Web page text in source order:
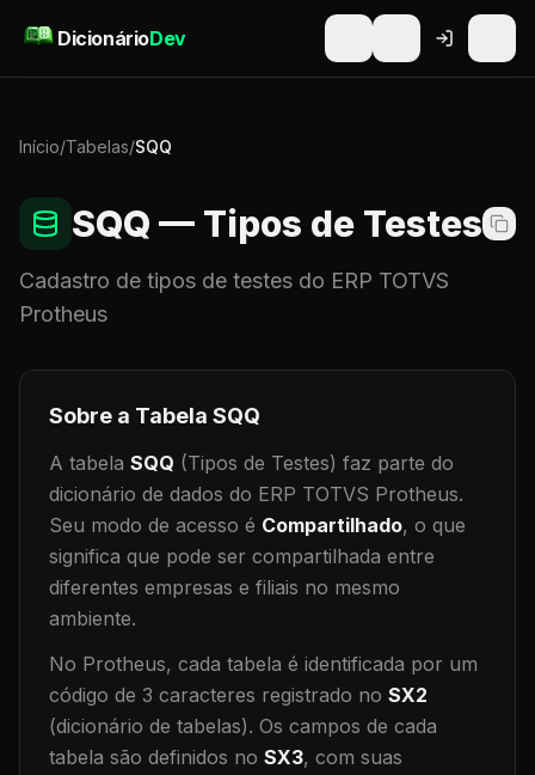
DicionárioDev
Início/Tabelas/SQQ
SQQ — Tipos de Testes
Cadastro de tipos de testes do ERP TOTVS
Protheus
Sobre a Tabela SQQ
A tabela SQQ (Tipos de Testes) faz parte do
dicionário de dados do ERP TOTVS Protheus.
Seu modo de acesso é Compartilhado, o que
significa que pode ser compartilhada entre
diferentes empresas e filiais no mesmo
ambiente.
No Protheus, cada tabela é identificada por um
código de 3 caracteres registrado no SX2
(dicionário de tabelas). Os campos de cada
tabela são definidos no SX3, com suas